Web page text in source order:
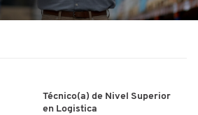
Técnico(a) de Nivel Superior
en Logistica